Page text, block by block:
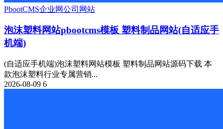
PbootCMS企业网公司网站
泡沫塑料网站pbootcms模板 塑料制品网站(自适应手
机端)
(自适应手机端)泡沫塑料网站模板 塑料制品网站源码下载 本
款泡沫塑料行业专属营销...
2026-08-09 6